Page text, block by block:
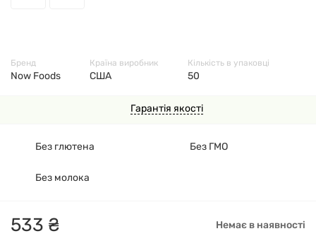
Гарантія якості
533 ₴ Немає в наявності
Без глютена Без ГМО
Без молока
Бренд
Now Foods
Країна виробник
США
Кількість в упаковці
50